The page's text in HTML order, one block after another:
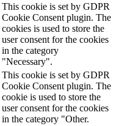
This cookie is set by GDPR
Cookie Consent plugin. The
cookies is used to store the
user consent for the cookies
in the category
"Necessary".
This cookie is set by GDPR
Cookie Consent plugin. The
cookie is used to store the
user consent for the cookies
in the category "Other.